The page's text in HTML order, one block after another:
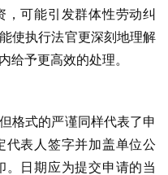
可能引发群体性劳动纠
使执行法官更深刻地理解
给予更高效的处理。
格式的严谨同样代表了申
代表人签字并加盖单位公
日期应为提交申请的当